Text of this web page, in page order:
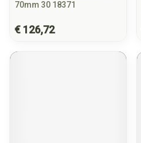
70mm 30 18371
€ 126,72